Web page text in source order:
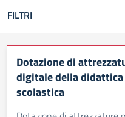
FILTRI
Dotazione di
digitale della
scolastica